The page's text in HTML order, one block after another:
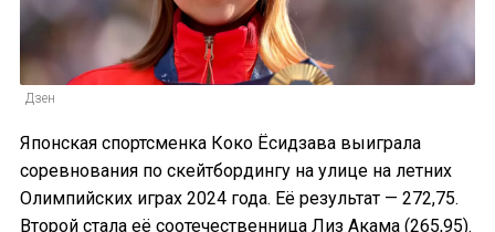
Дзен
Японская спортсменка Коко Ёсидзава выиграла
соревнования по скейтбордингу на улице на летних
Олимпийских играх 2024 года. Её результат — 272,75.
Второй стала её соотечественница Лиз Акама (265,95).